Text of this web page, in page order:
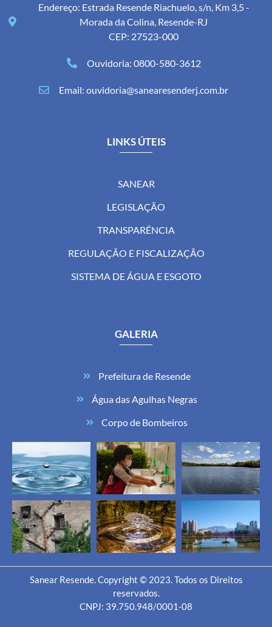
Endereço: Estrada Resende Riachuelo, s/n, Km 3,5 -
Morada da Colina, Resende-RJ
CEP: 27523-000
Ouvidoria: 0800-580-3612
Email: ouvidoria@sanearesenderj.com.br
LINKS ÚTEIS
SANEAR
LEGISLAÇÃO
TRANSPARÊNCIA
REGULAÇÃO E FISCALIZAÇÃO
SISTEMA DE ÁGUA E ESGOTO
GALERIA
Prefeitura de Resende
Água das Agulhas Negras
Corpo de Bombeiros
Sanear Resende. Copyright © 2023. Todos os Direitos
reservados.
CNPJ: 39.750.948/0001-08